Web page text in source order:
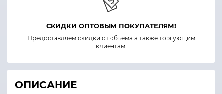
СКИДКИ ОПТОВЫМ ПОКУПАТЕЛЯМ!
Предоставляем скидки от объема а также торгующим
клиентам.
ОПИСАНИЕ